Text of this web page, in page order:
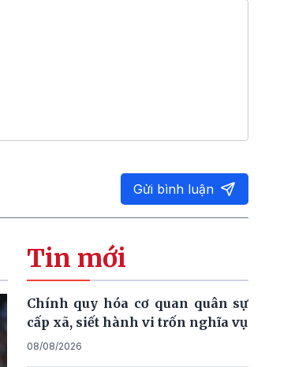
Gửi bình luận
Tin mới
Chính quy hóa cơ quan quân sự
cấp xã, siết hành vi trốn nghĩa vụ
08/08/2026